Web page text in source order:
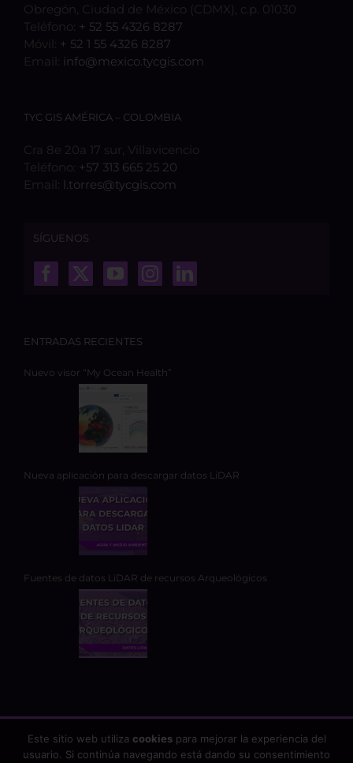
Obregón, Ciudad de México (CDMX), c.p. 01030
Teléfono: + 52 55 4326 8287
Móvil: + 52 1 55 4326 8287
Email: info@mexico.tycgis.com
TYC GIS AMÉRICA – COLOMBIA
Cra 8e 20a 17 sur, Villavicencio
Teléfono: +57 313 665 25 20
Email:
l.torres@tycgis.com
SÍGUENOS
ENTRADAS RECIENTES
Nuevo visor “My Ocean Health”
Nueva aplicación para descargar datos LiDAR
Fuentes de datos LiDAR de recursos Arqueológicos
Este sitio web utiliza cookiespara mejorar la experiencia del
usuario. Si continúa navegando está dando su consentimiento